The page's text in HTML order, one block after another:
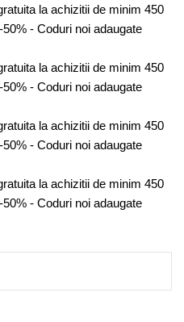
la achizitii de minim 450
- Coduri noi adaugate
la achizitii de minim 450
- Coduri noi adaugate
la achizitii de minim 450
- Coduri noi adaugate
la achizitii de minim 450
- Coduri noi adaugate